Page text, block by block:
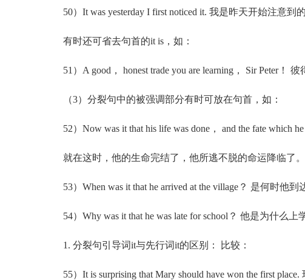
50）It was yesterday I first noticed it. 我是昨天开始注意到
有时还可省去句首的it is，如：
51）A good， honest trade you are learning， Sir Peter！
（3）分裂句中的被强调部分有时可放在句首，如：
52）Now was it that his life was done， and the fate which he
就在这时，他的生命完结了，他所逃不脱的命运降临了。
53）When was it that he arrived at the village？ 是何时他到
54）Why was it that he was late for school？ 他是为什么上
1. 分裂句引导词it与先行词it的区别： 比较：
55）It is surprising that Mary should have won the first